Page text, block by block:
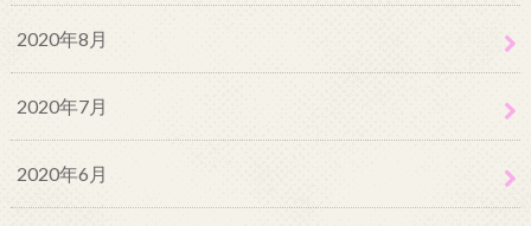
2020年8月
2020年7月
2020年6月